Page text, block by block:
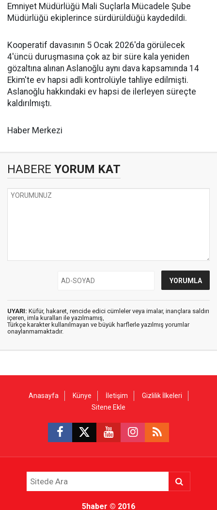
Emniyet Müdürlüğü Mali Suçlarla Mücadele Şube
Müdürlüğü ekiplerince sürdürüldüğü kaydedildi.
Kooperatif davasının 5 Ocak 2026'da görülecek
4'üncü duruşmasına çok az bir süre kala yeniden
gözaltına alınan Aslanoğlu aynı dava kapsamında 14
Ekim'te ev hapsi adli kontrolüyle tahliye edilmişti.
Aslanoğlu hakkındaki ev hapsi de ilerleyen süreçte
kaldırılmıştı.
Haber Merkezi
HABERE YORUM KAT
UYARI: Küfür, hakaret, rencide edici cümleler veya imalar, inançlara saldırı
içeren, imla kuralları ile yazılmamış,
Türkçe karakter kullanılmayan ve büyük harflerle yazılmış yorumlar
onaylanmamaktadır.
Anasayfa Künye İletişim
Gizlilik İlkeleri
Sitene Ekle
5haber © 2016